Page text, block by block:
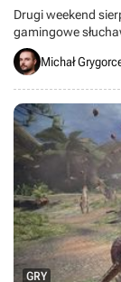
Drugi weekend
gamingowe
Razer i Onkyo
Michał
GRY